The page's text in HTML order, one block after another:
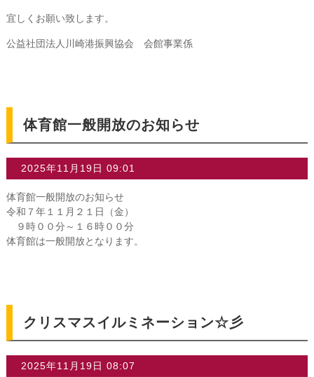
宜しくお願い致します。
公益社団法人川崎港振興協会 会館事業係
体育館一般開放のお知らせ
2025年11月19日 09:01
体育館一般開放のお知らせ
令和７年１１月２１日（金）
９時００分～１６時００分
体育館は一般開放となります。
クリスマスイルミネーション☆彡
2025年11月19日 08:07